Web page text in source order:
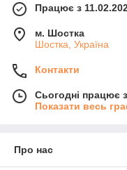
Працює з
м. Шостка
Шостка, Україна
Контакти
Сьогодні працює
Показати весь
Про нас